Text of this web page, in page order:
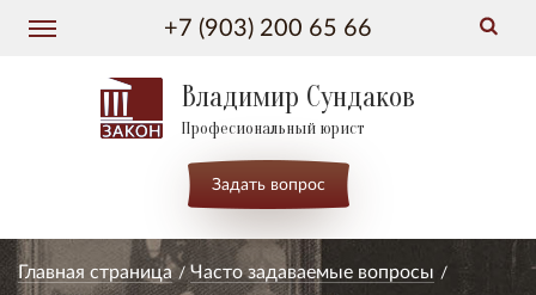
+7 (903) 200 65 66
Владимир Сундаков
Професиональный юрист
Задать вопрос
Главная страница
Часто задаваемые вопросы